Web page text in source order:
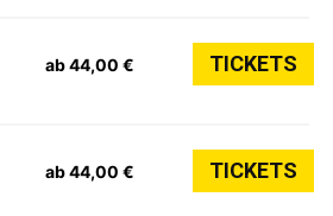
ab 44,00 € TICKETS
ab 44,00 € TICKETS